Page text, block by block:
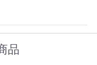
品